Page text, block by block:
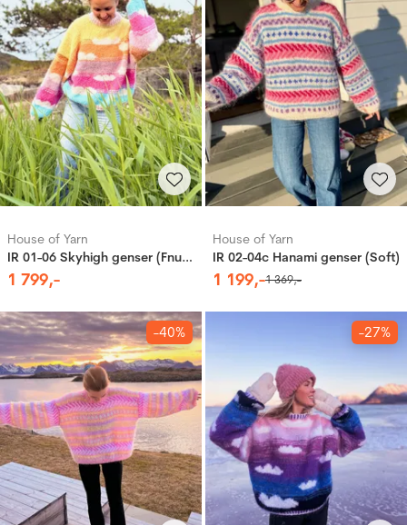
House of Yarn
IR 01-06 Skyhigh genser (Fnugg in Florence)
1 799,-
House of Yarn
IR 02-04c Hanami genser (Soft)
1 199,-1 369,-
-40% -27%